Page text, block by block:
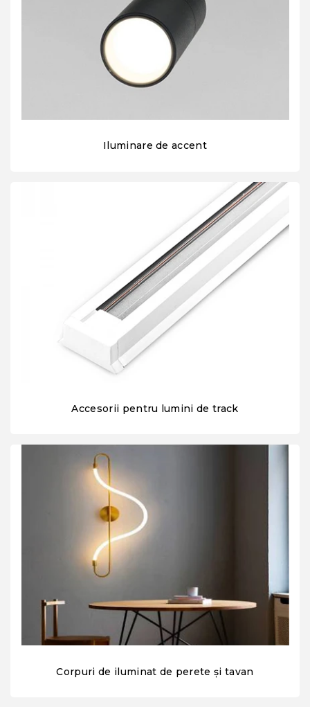
Iluminare de accent
Accesorii pentru lumini de track
Corpuri de iluminat de perete și tavan